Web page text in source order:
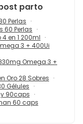
parto
Perlas
60 Perlas
en 1 200ml
3 + 400Ui
Omega 3 +
Oro 28 Sobres
Gélules
90caps
60 caps